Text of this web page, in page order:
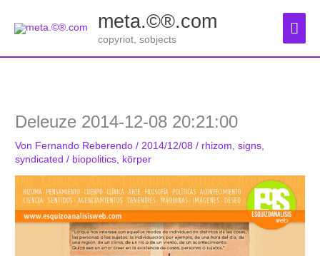
Inhalt
meta.©®.com
copyriot, sobjects
Deleuze 2014-12-08 20:21:00
Von Fernando Reberendo/ 2014/12/08/ rhizom ,signs
syndicated / biopolitics körper